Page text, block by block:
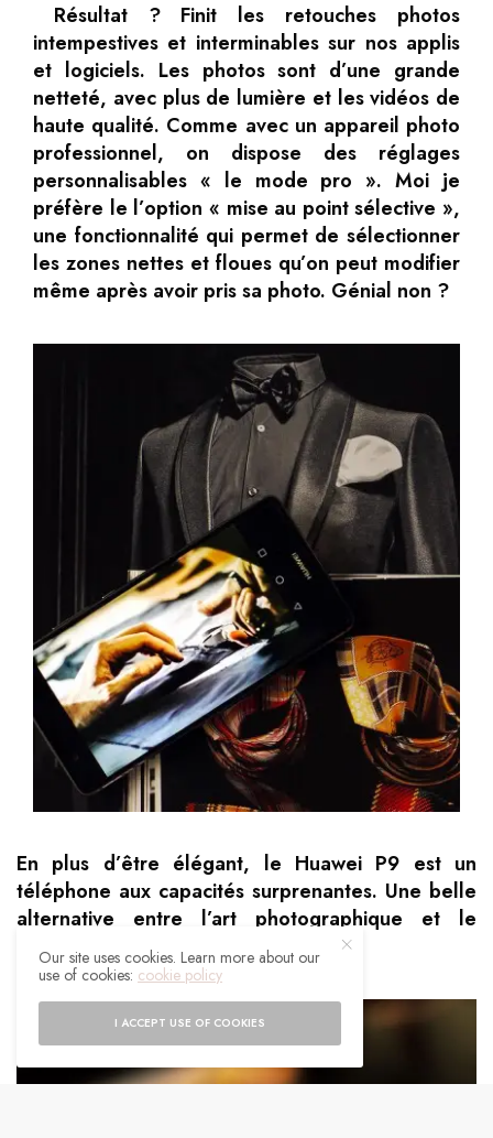
Résultat ? Finit les retouches photos
intempestives et interminables sur nos applis
et logiciels. Les photos sont d’une grande
netteté, avec plus de lumière et les vidéos de
haute qualité. Comme avec un appareil photo
professionnel, on dispose des réglages
personnalisables « le mode pro ». Moi je
préfère le l’option « mise au point sélective »,
une fonctionnalité qui permet de sélectionner
les zones nettes et floues qu’on peut modifier
même après avoir pris sa photo. Génial non ?
En plus d’être élégant, le Huawei P9 est un
téléphone aux capacités surprenantes. Une belle
alternative entre l’art photographique et le
smartphone.
Our site uses cookies. Learn more about our
use of cookies: cookie policy
I ACCEPT USE OF COOKIES